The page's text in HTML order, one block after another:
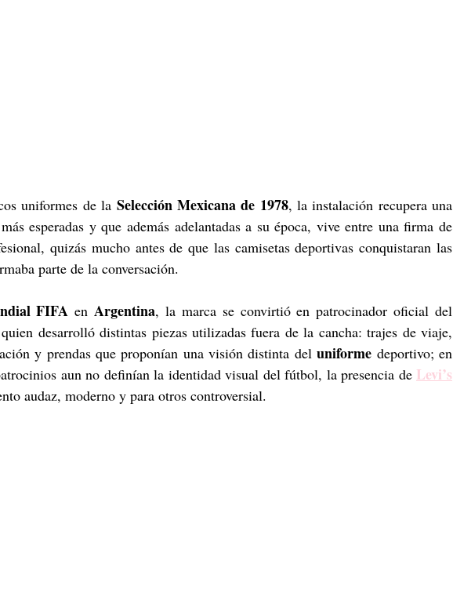
uniformes de la Selección Mexicana de 1978, la instalación recupera una
esperadas y que además adelantadas a su época, vive entre una firma de
quizás mucho antes de que las camisetas deportivas conquistaran las
parte de la conversación.
FIFA en Argentina, la marca se convirtió en patrocinador oficial del
desarrolló distintas piezas utilizadas fuera de la cancha: trajes de viaje,
y prendas que proponían una visión distinta del uniforme deportivo; en
aun no definían la identidad visual del fútbol, la presencia de Levi’s
audaz, moderno y para otros controversial.